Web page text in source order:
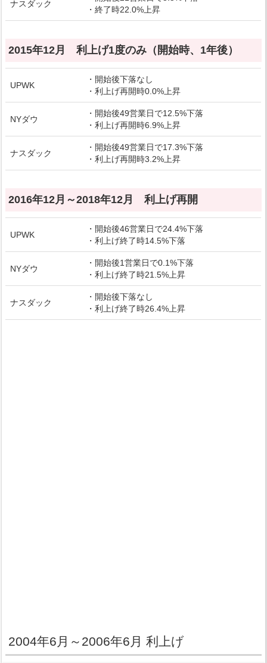
ナスダック
・終了時22.0%上昇
2015年12月 利上げ1度のみ（開始時、1年後）
UPWK
・開始後下落なし
・利上げ再開時0.0%上昇
NYダウ
・開始後49営業日で12.5%下落
・利上げ再開時6.9%上昇
ナスダック
・開始後49営業日で17.3%下落
・利上げ再開時3.2%上昇
2016年12月～2018年12月 利上げ再開
UPWK
・開始後46営業日で24.4%下落
・利上げ終了時14.5%下落
NYダウ
・開始後1営業日で0.1%下落
・利上げ終了時21.5%上昇
ナスダック
・開始後下落なし
・利上げ終了時26.4%上昇
2004年6月～2006年6月 利上げ